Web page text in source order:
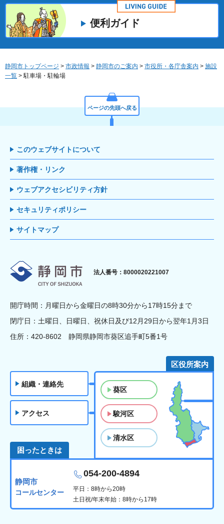
便利ガイド
静岡市トップページ > 市政情報 > 静岡市のご案内 > 市役所・各庁舎案内 > 施設
一覧 > 駐車場・駐輪場
ページの先頭へ戻る
このウェブサイトについて
著作権・リンク
ウェブアクセシビリティ方針
セキュリティポリシー
サイトマップ
静岡市
法人番号：8000020221007
開庁時間：月曜日から金曜日の8時30分から17時15分まで
閉庁日：土曜日、日曜日、祝休日及び12月29日から翌年1月3日
住所：420-8602 静岡県静岡市葵区追手町5番1号
組織・連絡先
アクセス
区役所案内
葵区
駿河区
清水区
困ったときは
静岡市
コールセンター
054-200-4894
平日：8時から20時
土日祝/年末年始：8時から17時